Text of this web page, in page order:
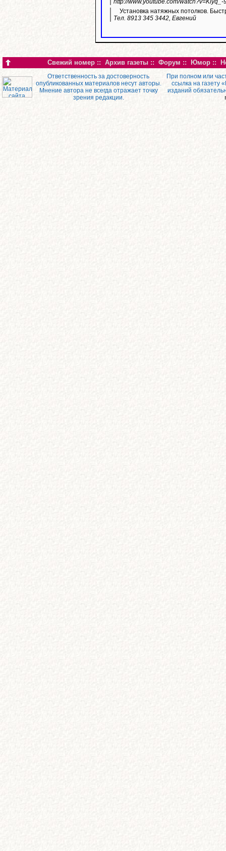
http://www.youtube.com/watch?v=Kiyq_-
Установка натяжных потолков.
Тел. 8913 345 3442, Евгений
Свежий номер :: Архив газеты :: Форум :: Юмор ::
Ответственность за достоверность
опубликованных материалов несут авторы.
Мнение автора не всегда отражает точку
зрения редакции.
При полном или
ссылка на газету
изданий